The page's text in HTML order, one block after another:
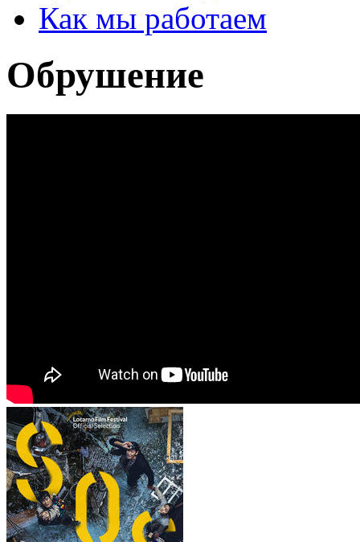
Как мы работаем
Обрушение